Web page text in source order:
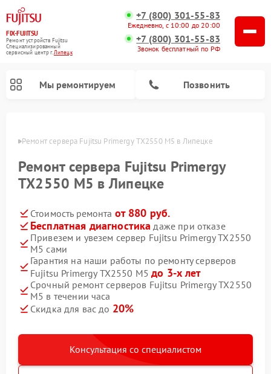
FIX-FUJITSU
Ремонт устройств Fujitsu
Специализированный
cервисный центр г.Липецк
+7 (800) 301-55-83
Ежедневно, с 10:00 до 20:00
+7 (800) 301-55-83
Звонок бесплатный по РФ
Мы ремонтируем Позвонить
Ремонт сервера Fujitsu Primergy TX2550 M5 в Липецке
Ремонт сервера Fujitsu Primergy
TX2550 M5 в Липецке
Стоимость ремонта от 880 руб.
Бесплатная диагностика даже при отказе
Привезем и увезем сервер Fujitsu Primergy TX2550
M5 сами
Гарантия на наши работы по ремонту серверов
Fujitsu Primergy TX2550 M5до 3-х лет
Срочный ремонт серверов Fujitsu Primergy TX2550
M5 в течении часа
Скидка для вас до 20%
Консультация со специалистом